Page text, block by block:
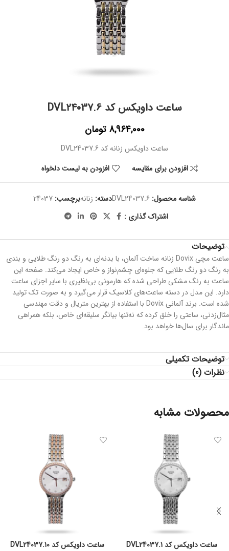
ساعت داویکس کد DVL24037.6
8,964,000 تومان
ساعت داویکس زنانه کد DVL24037.6
افزودن برای مقایسه
افزودن به لیست دلخواه
شناسه محصول: DVL24037.6دسته: زنانهبرچسب: 24037
اشتراک گذاری :
توضیحات
ساعت مچی Dovix زنانه ساخت آلمان، با بدنه‌ای به رنگ دو رنگ طلایی و بندی
به رنگ دو رنگ طلایی که جلوه‌ای چشم‌نواز و خاص ایجاد می‌کند. صفحه این
ساعت به رنگ مشکی طراحی شده که هارمونی بی‌نظیری با سایر اجزای ساعت
دارد. این مدل در دسته ساعت‌های کلاسیک قرار می‌گیرد و به صورت تک تولید
شده است. برند آلمانی Dovix با استفاده از بهترین متریال و دقت مهندسی
مثال‌زدنی، ساعتی را خلق کرده که نه‌تنها بیانگر سلیقه‌ای خاص، بلکه همراهی
ماندگار برای سال‌ها خواهد بود.
توضیحات تکمیلی
نظرات (0)
محصولات مشابه
ساعت داویکس کد DVL24037.1
ساعت داویکس کد DVL24037.10